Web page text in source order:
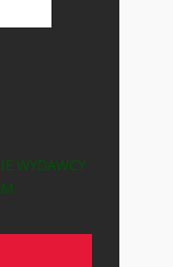
WYDAWCY